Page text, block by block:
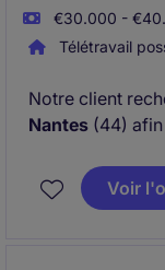
€30.000 -
Télétravail
Notre client
Nantes (44)
projets deVoir